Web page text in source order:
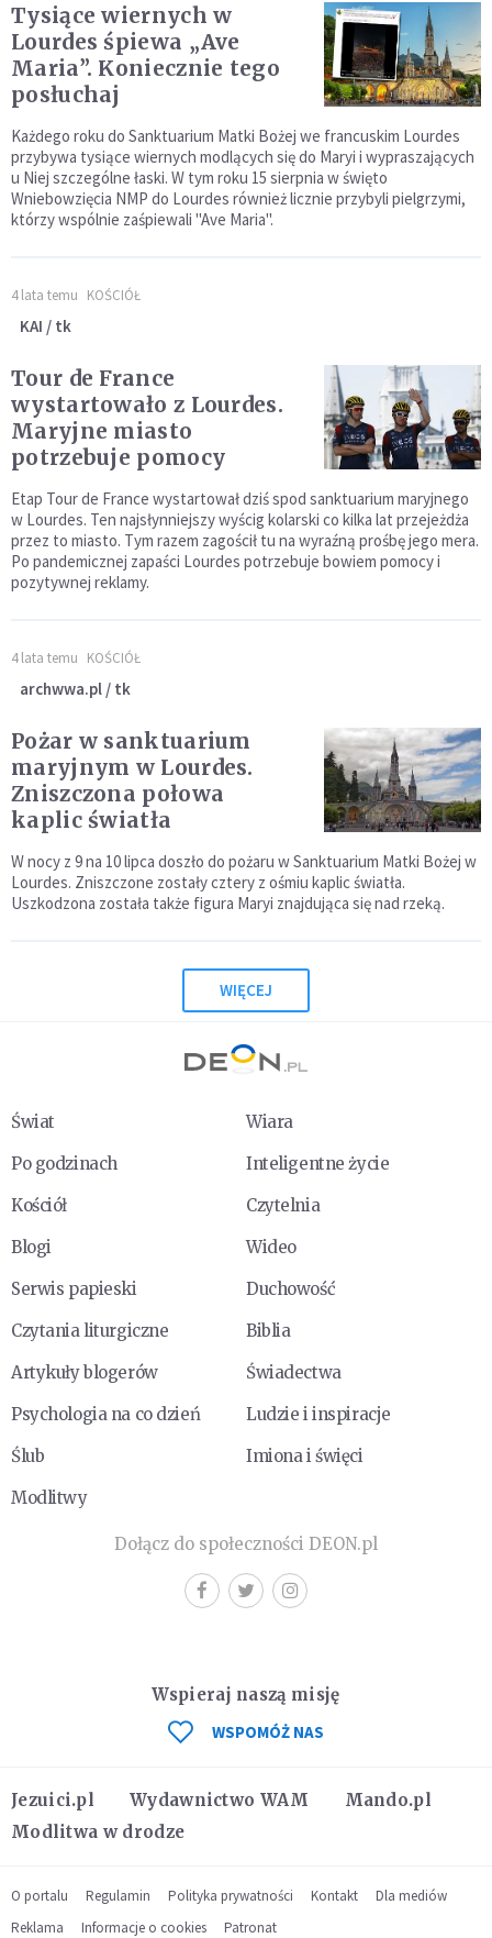
Tysiące wiernych w
Lourdes śpiewa „Ave
Maria”. Koniecznie tego
posłuchaj
Każdego roku do Sanktuarium Matki Bożej we francuskim Lourdes
przybywa tysiące wiernych modlących się do Maryi i wypraszających
u Niej szczególne łaski. W tym roku 15 sierpnia w święto
Wniebowzięcia NMP do Lourdes również licznie przybyli pielgrzymi,
którzy wspólnie zaśpiewali "Ave Maria".
4 lata temu KOŚCIÓŁ
KAI / tk
Tour de France
wystartowało z Lourdes.
Maryjne miasto
potrzebuje pomocy
Etap Tour de France wystartował dziś spod sanktuarium maryjnego
w Lourdes. Ten najsłynniejszy wyścig kolarski co kilka lat przejeżdża
przez to miasto. Tym razem zagościł tu na wyraźną prośbę jego mera.
Po pandemicznej zapaści Lourdes potrzebuje bowiem pomocy i
pozytywnej reklamy.
4 lata temu KOŚCIÓŁ
archwwa.pl / tk
Pożar w sanktuarium
maryjnym w Lourdes.
Zniszczona połowa
kaplic światła
W nocy z 9 na 10 lipca doszło do pożaru w Sanktuarium Matki Bożej w
Lourdes. Zniszczone zostały cztery z ośmiu kaplic światła.
Uszkodzona została także figura Maryi znajdująca się nad rzeką.
WIĘCEJ
Świat
Wiara
Po godzinach
Inteligentne życie
Kościół
Czytelnia
Blogi
Wideo
Serwis papieski
Duchowość
Czytania liturgiczne
Biblia
Artykuły blogerów
Świadectwa
Psychologia na co dzień
Ludzie i inspiracje
Ślub
Imiona i święci
Modlitwy
Dołącz do społeczności DEON.pl
Jezuici.pl Wydawnictwo WAM
Mando.pl
Modlitwa w drodze
Wspieraj naszą misję
WSPOMÓŻ NAS
O portalu Regulamin Polityka prywatności Kontakt
Dla mediów
Reklama
Informacje o cookies Patronat